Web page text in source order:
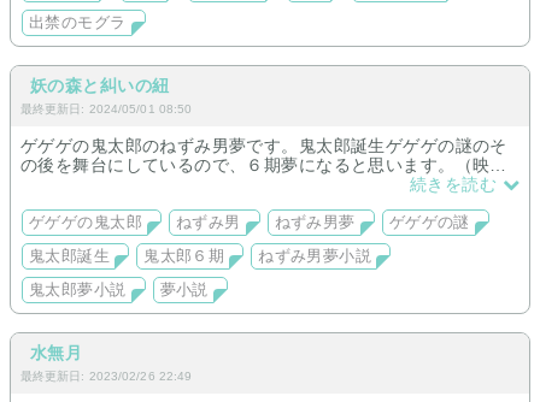
出禁のモグラ
妖の森と糾いの紐
最終更新日: 2024/05/01 08:50
ゲゲゲの鬼太郎のねずみ男夢です。鬼太郎誕生ゲゲゲの謎のそ
の後を舞台にしているので、６期夢になると思います。（映画
ネタバレを踏む可能性があるのでご注意ください）続きを読む
ゲゲゲの鬼太郎 ねずみ男 ねずみ男夢
ゲゲゲの謎
鬼太郎誕生
鬼太郎６期
ねずみ男夢小説
鬼太郎夢小説
夢小説
水無月
最終更新日: 2023/02/26 22:49